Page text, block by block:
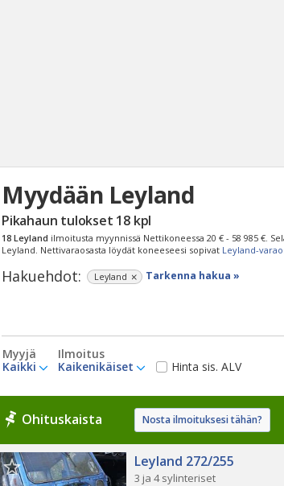
Myydään Leyland
Pikahaun tulokset 18 kpl
18 Leyland ilmoitusta myynnissä Nettikoneessa 20 € - 58 985 €.
Leyland. Nettivaraosasta löydät koneeseesi sopivat Leyland-
Hakuehdot: Leyland Tarkenna hakua »
Myyjä
Kaikki
Ilmoitus
Kaikenikäiset
Hinta sis. ALV
Ohituskaista Nosta ilmoituksesi tähän?
Leyland 272/255
3 ja 4 sylinteriset